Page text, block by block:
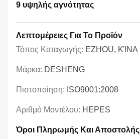
9 υψηλής αγνότητας
Λεπτομέρειες Για Το Προϊόν
Τόπος Καταγωγής: EZHOU, ΚΊΝΑ
Μάρκα: DESHENG
Πιστοποίηση: ISO9001:2008
Αριθμό Μοντέλου: HEPES
Όροι Πληρωμής Και Αποστολής